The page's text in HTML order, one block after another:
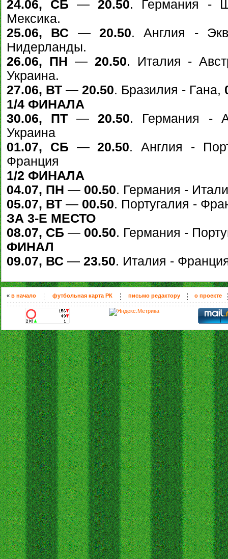
24.06, СБ —20.50. Германия -
Мексика.
25.06, ВС —20.50. Англия -
Нидерланды.
26.06, ПН — 20.50. Италия -
Украина.
27.06, ВТ — 20.50. Бразилия - Гана,
1/4 ФИНАЛА
30.06, ПТ —20.50. Германия -
Украина
01.07, СБ —20.50. Англия -
Франция
1/2 ФИНАЛА
04.07, ПН — 00.50. Германия -
05.07, ВТ — 00.50. Португалия -
ЗА 3-Е МЕСТО
08.07, СБ — 00.50. Германия -
ФИНАЛ
09.07, ВС — 23.50. Италия -
« в начало футбольная карта РК письмо редактору о проекте